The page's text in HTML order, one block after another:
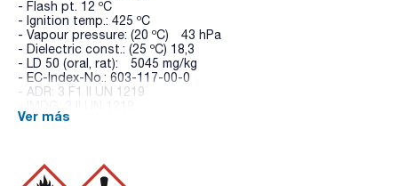
- Flash pt. 12 ºC
- Ignition temp.: 425 ºC
- Vapour pressure: (20 ºC) 43 hPa
- Dielectric const.: (25 ºC) 18,3
- LD 50 (oral, rat): 5045 mg/kg
- EC-Index-No.: 603-117-00-0
- ADR: 3 F1 II UN 1219
- IATA/ICAO: 3 II UN 1219
- GHS-P sentences: P210 - P303+P361+P353 -
P305+P351+P338 - P370+P378 - P405 - P501a
Ver más